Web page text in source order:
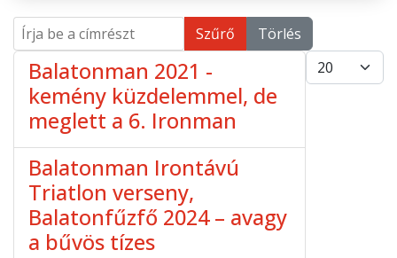
Írja be a címrészt Szűrő Törlés
Tételek #
Balatonman 2021 -
kemény küzdelemmel, de
meglett a 6. Ironman
Balatonman Irontávú
Triatlon verseny,
Balatonfűzfő 2024 – avagy
a bűvös tízes